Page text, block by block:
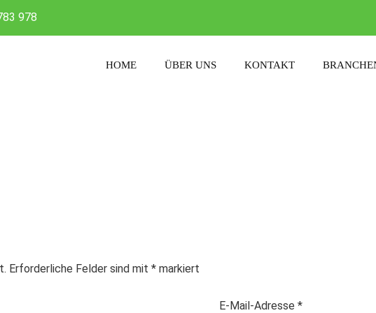
978
HOME ÜBER UNS KONTAKT
Erforderliche Felder sind mit * markiert
E-Mail-Adresse *